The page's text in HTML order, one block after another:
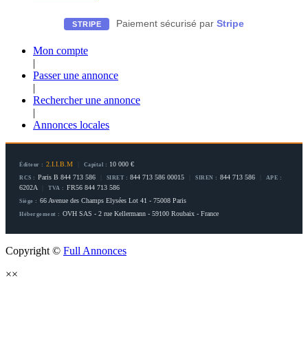
STRIPE Paiement sécurisé par Stripe
Mon compte
|
Passer une annonce
|
Rechercher une annonce
|
Annonces locales
Éditeur : 2.I.I.B.M Capital : 10 000 €
RCS : Paris B 844 713 586 SIRET : 844 713 586 00015 SIREN : 844 713 586 APE :
6202A TVA : FR56 844 713 586
Siège : 66 Avenue des Champs Elysées Lot 41 - 75008 Paris
Hébergement : OVH SAS - 2 rue Kellermann - 59100 Roubaix - France
Copyright © Full Annonces
××